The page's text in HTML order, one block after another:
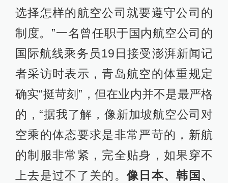
选择怎样的航空公司就要遵守公司的
制度。”一名曾任职于国内航空公司的
国际航线乘务员19日接受澎湃新闻记
者采访时表示，青岛航空的体重规定
确实“挺苛刻”，但在业内并不是最严格
的，“据我了解，像新加坡航空公司对
空乘的体态要求是非常严苛的，新航
的制服非常紧，完全贴身，如果穿不
上去是过不了关的。像日本、韩国、